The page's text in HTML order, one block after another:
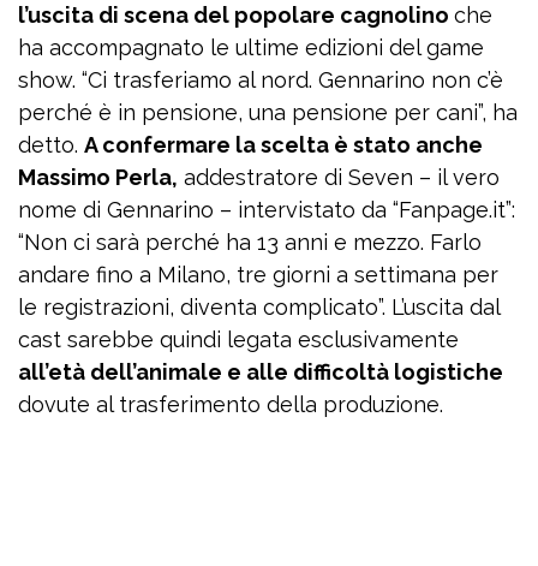
l’uscita di scena del popolare cagnolino che
ha accompagnato le ultime edizioni del game
show. “Ci trasferiamo al nord. Gennarino non c’è
perché è in pensione, una pensione per cani”, ha
detto. A confermare la scelta è stato anche
Massimo Perla, addestratore di Seven – il vero
nome di Gennarino – intervistato da “Fanpage.it”:
“Non ci sarà perché ha 13 anni e mezzo. Farlo
andare fino a Milano, tre giorni a settimana per
le registrazioni, diventa complicato”. L’uscita dal
cast sarebbe quindi legata esclusivamente
all’età dell’animale e alle difficoltà logistiche
dovute al trasferimento della produzione.